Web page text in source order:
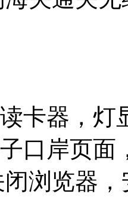
卡器，
口岸页
浏览器